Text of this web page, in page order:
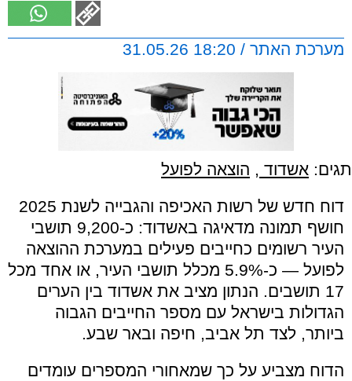
מערכת האתר / 18:20 31.05.26
תגים: אשדוד , הוצאה לפועל
דוח חדש של רשות האכיפה והגבייה לשנת 2025
חושף תמונה מדאיגה באשדוד: כ-9,200 תושבי
העיר רשומים כחייבים פעילים במערכת ההוצאה
לפועל — כ-5.9% מכלל תושבי העיר, או אחד מכל
17 תושבים. הנתון מציב את אשדוד בין הערים
הגדולות בישראל עם מספר החייבים הגבוה
ביותר, לצד תל אביב, חיפה ובאר שבע.
הדוח מצביע על כך שמאחורי המספרים עומדים